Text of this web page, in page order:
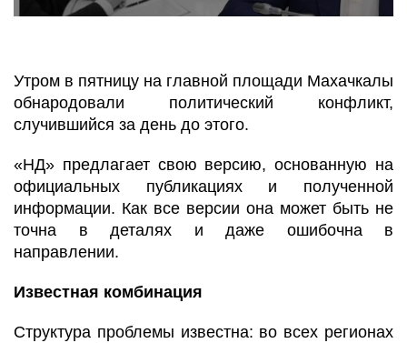
Утром в пятницу на главной площади Махачкалы
обнародовали политический конфликт,
случившийся за день до этого.
«НД» предлагает свою версию, основанную на
официальных публикациях и полученной
информации. Как все версии она может быть не
точна в деталях и даже ошибочна в
направлении.
Известная комбинация
Структура проблемы известна: во всех регионах